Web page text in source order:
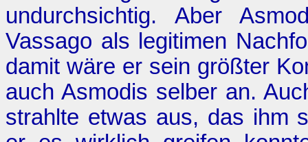
undurchsichtig. Aber
Vassago als legitimen
damit wäre er sein größter
auch Asmodis selber an.
strahlte etwas aus, das ihm